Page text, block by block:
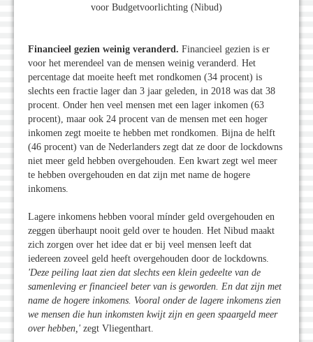
voor Budgetvoorlichting (Nibud)
Financieel gezien weinig veranderd. Financieel gezien is er
voor het merendeel van de mensen weinig veranderd. Het
percentage dat moeite heeft met rondkomen (34 procent) is
slechts een fractie lager dan 3 jaar geleden, in 2018 was dat 38
procent. Onder hen veel mensen met een lager inkomen (63
procent), maar ook 24 procent van de mensen met een hoger
inkomen zegt moeite te hebben met rondkomen. Bijna de helft
(46 procent) van de Nederlanders zegt dat ze door de lockdowns
niet meer geld hebben overgehouden. Een kwart zegt wel meer
te hebben overgehouden en dat zijn met name de hogere
inkomens.
Lagere inkomens hebben vooral mínder geld overgehouden en
zeggen überhaupt nooit geld over te houden. Het Nibud maakt
zich zorgen over het idee dat er bij veel mensen leeft dat
iedereen zoveel geld heeft overgehouden door de lockdowns.
'Deze peiling laat zien dat slechts een klein gedeelte van de
samenleving er financieel beter van is geworden. En dat zijn met
name de hogere inkomens. Vooral onder de lagere inkomens zien
we mensen die hun inkomsten kwijt zijn en geen spaargeld meer
over hebben,' zegt Vliegenthart.